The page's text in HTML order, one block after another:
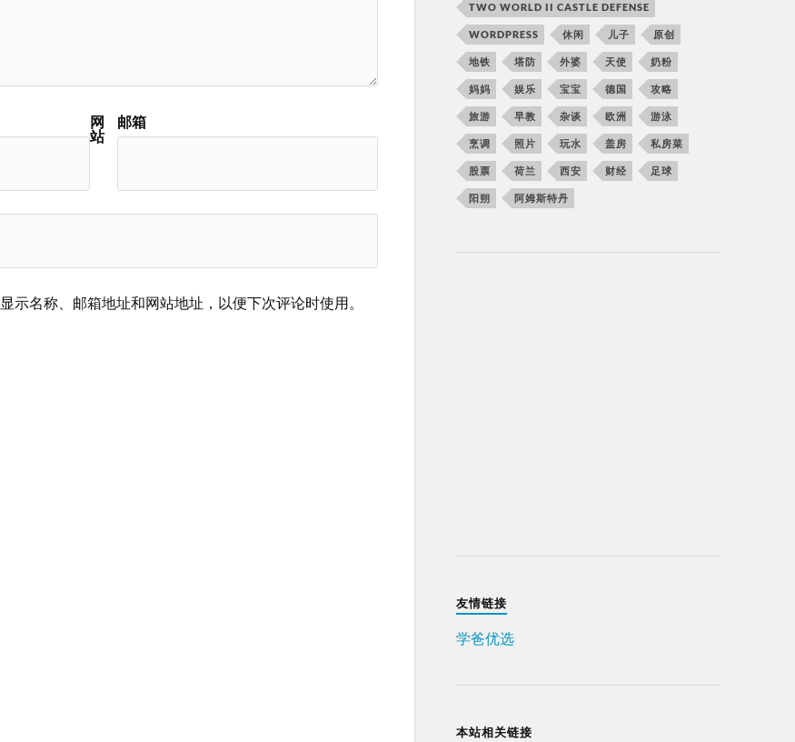
邮箱
网
站
示名称、邮箱地址和网站地址，以便下次评论时使用。
TWO WORLD II CASTLE DEFENSE
WORDPRESS 休闲 儿子 原创
地铁 塔防 外婆 天使 奶粉
妈妈 娱乐 宝宝 德国 攻略
旅游 早教 杂谈 欧洲 游泳
烹调 照片 玩水 盖房 私房菜
股票 荷兰 西安 财经 足球
阳朔 阿姆斯特丹
友情链接
学爸优选
本站相关链接